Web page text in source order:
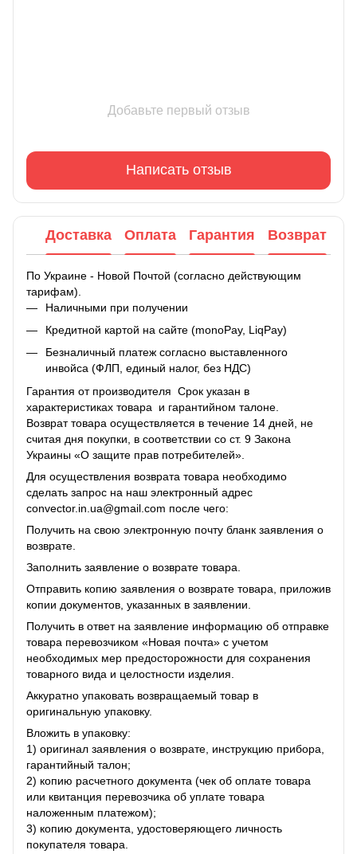
Добавьте первый отзыв
Написать отзыв
Доставка Оплата Гарантия Возврат
По Украине - Новой Почтой (согласно действующим
тарифам).
Наличными при получении
Кредитной картой на сайте (monoPay, LiqPay)
Безналичный платеж согласно выставленного
инвойса (ФЛП, единый налог, без НДС)
Гарантия от производителя Срок указан в
характеристиках товара и гарантийном талоне.
Возврат товара осуществляется в течение 14 дней, не
считая дня покупки, в соответствии со ст. 9 Закона
Украины «О защите прав потребителей».
Для осуществления возврата товара необходимо
сделать запрос на наш электронный адрес
convector.in.ua@gmail.com после чего:
Получить на свою электронную почту бланк заявления о
возврате.
Заполнить заявление о возврате товара.
Отправить копию заявления о возврате товара, приложив
копии документов, указанных в заявлении.
Получить в ответ на заявление информацию об отправке
товара перевозчиком «Новая почта» с учетом
необходимых мер предосторожности для сохранения
товарного вида и целостности изделия.
Аккуратно упаковать возвращаемый товар в
оригинальную упаковку.
Вложить в упаковку:
1) оригинал заявления о возврате, инструкцию прибора,
гарантийный талон;
2) копию расчетного документа (чек об оплате товара
или квитанция перевозчика об уплате товара
наложенным платежом);
3) копию документа, удостоверяющего личность
покупателя товара.